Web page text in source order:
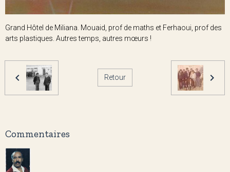
Grand Hôtel de Miliana. Mouaid, prof de maths et Ferhaoui, prof des
arts plastiques. Autres temps, autres mœurs !
Retour
Commentaires